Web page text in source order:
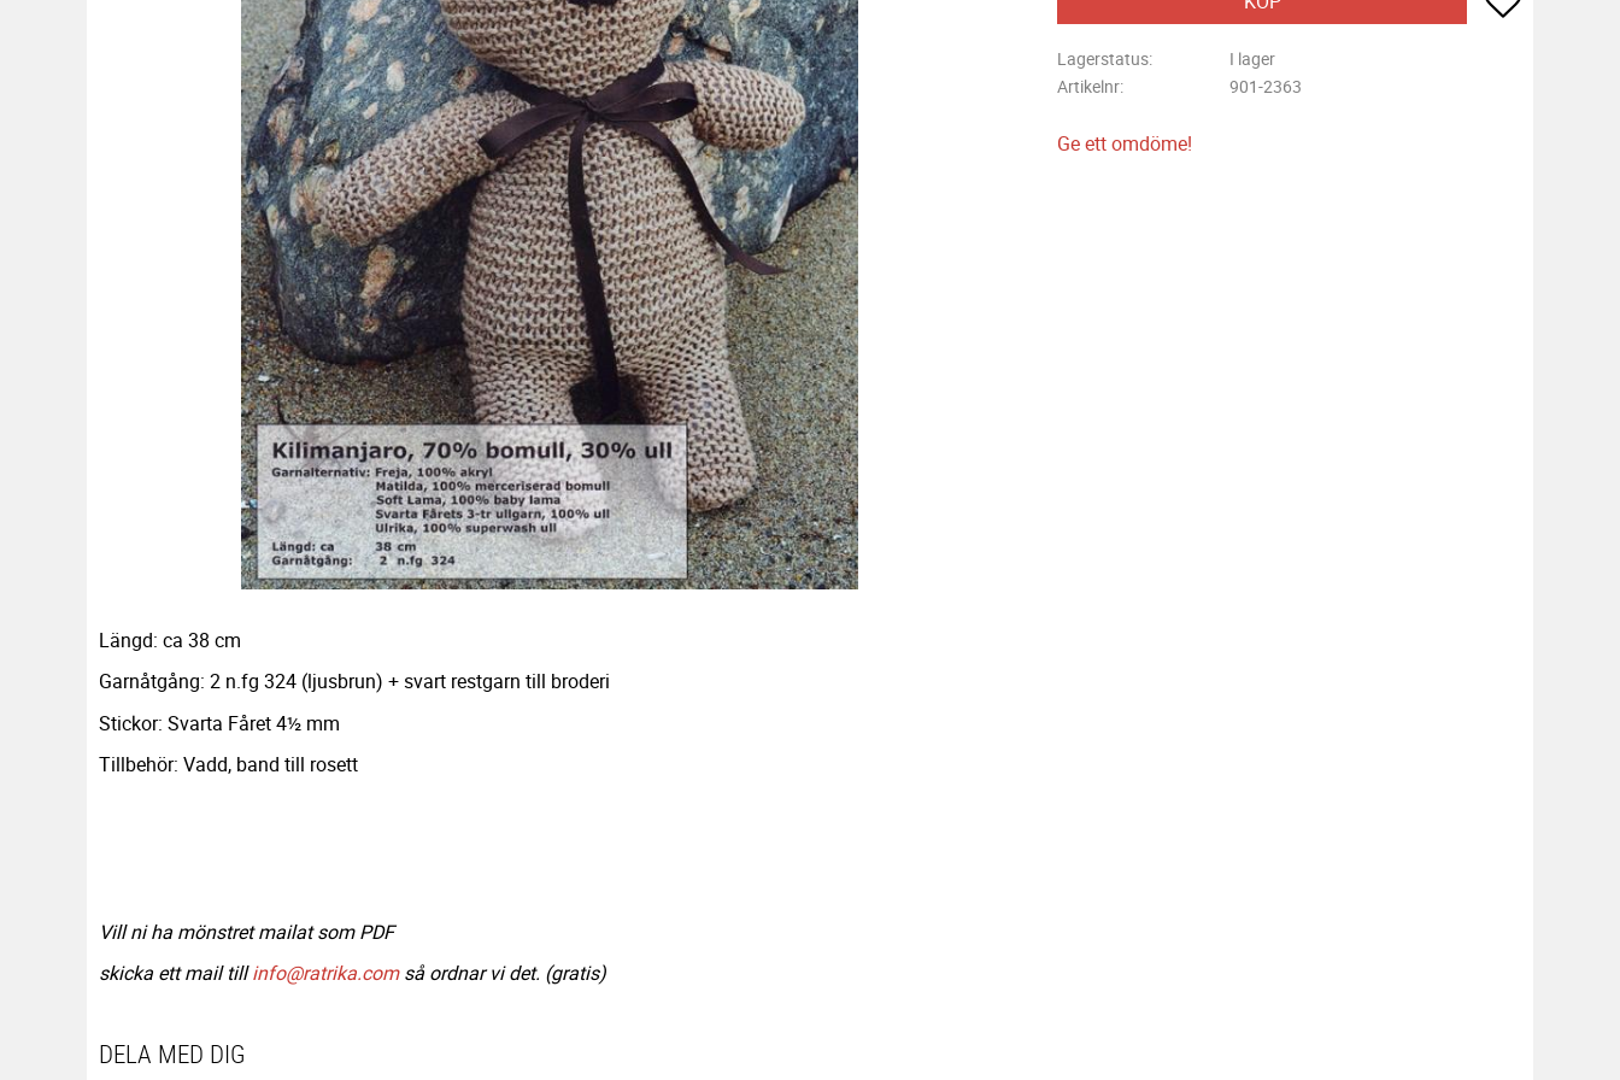
Lagerstatus
I lager
Artikelnr
901-2363
Ge ett omdöme!
Längd: ca 38 cm
Garnåtgång: 2 n.fg 324 (ljusbrun) + svart restgarn till broderi
Stickor: Svarta Fåret 4½ mm
Tillbehör: Vadd, band till rosett
Vill ni ha mönstret mailat som PDF
skicka ett mail tillinfo@ratrika.comså ordnar vi det. (gratis)
DELA MED DIG